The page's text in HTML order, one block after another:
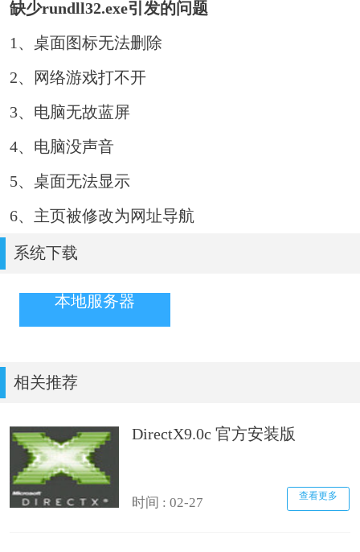
缺少rundll32.exe引发的问题
1、桌面图标无法删除
2、网络游戏打不开
3、电脑无故蓝屏
4、电脑没声音
5、桌面无法显示
6、主页被修改为网址导航
系统下载
本地服务器
相关推荐
DirectX9.0c 官方安装版
时间 : 02-27 查看更多